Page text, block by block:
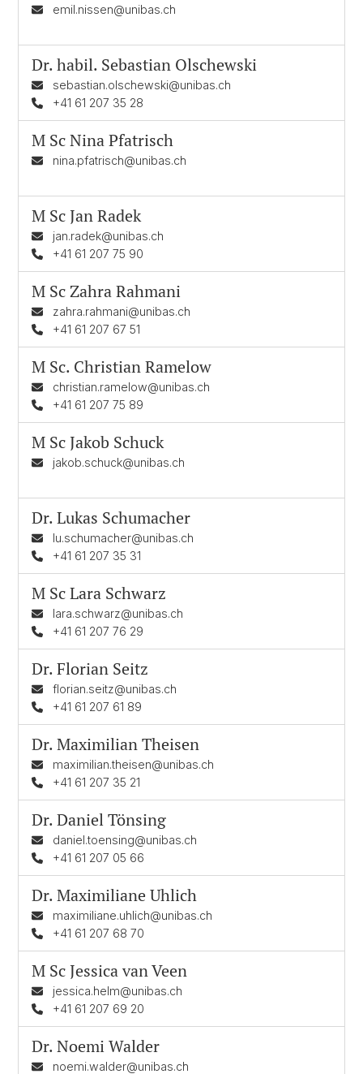
emil.nissen@unibas.ch
Dr. habil. Sebastian Olschewski
sebastian.olschewski@unibas.ch
+41 61 207 35 28
M ScNina Pfatrisch
nina.pfatrisch@unibas.ch
M ScJan Radek
jan.radek@unibas.ch
+41 61 207 75 90
M ScZahra Rahmani
zahra.rahmani@unibas.ch
+41 61 207 67 51
M Sc. Christian Ramelow
christian.ramelow@unibas.ch
+41 61 207 75 89
M ScJakob Schuck
jakob.schuck@unibas.ch
Dr.Lukas Schumacher
lu.schumacher@unibas.ch
+41 61 207 35 31
M ScLara Schwarz
lara.schwarz@unibas.ch
+41 61 207 76 29
Dr.Florian Seitz
florian.seitz@unibas.ch
+41 61 207 61 89
Dr.Maximilian Theisen
maximilian.theisen@unibas.ch
+41 61 207 35 21
Dr.Daniel Tönsing
daniel.toensing@unibas.ch
+41 61 207 05 66
Dr.Maximiliane Uhlich
maximiliane.uhlich@unibas.ch
+41 61 207 68 70
M ScJessica van Veen
jessica.helm@unibas.ch
+41 61 207 69 20
Dr.Noemi Walder
noemi.walder@unibas.ch